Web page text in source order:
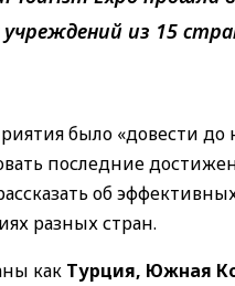
из 15
было «довести до
последние
об
разных стран.
как Турция, Южная